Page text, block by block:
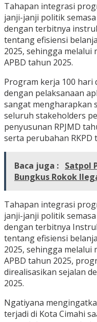
Tahapan integrasi
janji-janji politik
dengan terbitnya
tentang efisiensi
2025, sehingga melalui
APBD tahun 2025.
Program kerja 100 hari
dengan pelaksanaan
sangat mengharapkan
seluruh stakeholders
penyusunan RPJMD
serta perubahan RKPD
Baca juga : Satpol
Bungkus Rokok
Tahapan integrasi
janji-janji politik
dengan terbitnya
tentang efisiensi
2025, sehingga melalui
APBD tahun 2025,
direalisasikan sejalan
2025.
Ngatiyana
terjadi di Kota Cimahi